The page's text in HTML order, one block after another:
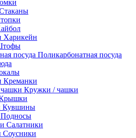
Харикейн
Поликарбонатная посуда
Креманки
Кружки / чашки
Кувшины
Подносы
Салатники
Соусники